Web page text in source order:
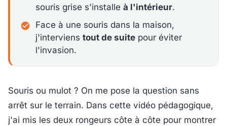
souris grise s'installe à l'intérieur.
Face à une souris dans la maison,
j'interviens tout de suite pour éviter
l'invasion.
Souris ou mulot ? On me pose la question sans
arrêt sur le terrain. Dans cette vidéo pédagogique,
j'ai mis les deux rongeurs côte à côte pour montrer